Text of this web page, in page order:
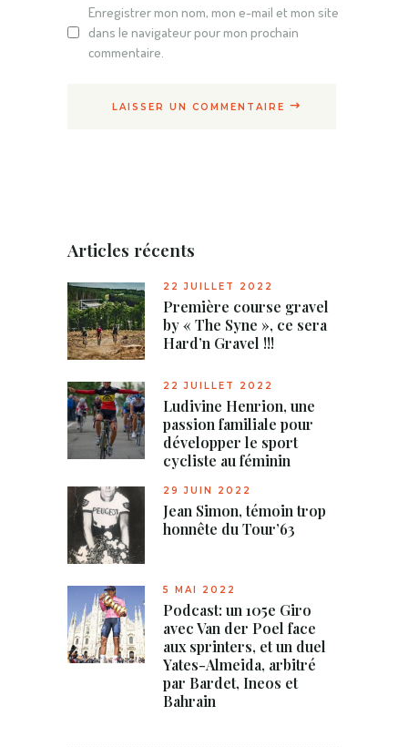
Enregistrer mon nom, mon e-mail et mon site
dans le navigateur pour mon prochain
commentaire.
LAISSER UN COMMENTAIRE
Articles récents
22 JUILLET 2022
Première course gravel
by « The Syne », ce sera
Hard’n Gravel !!!
22 JUILLET 2022
Ludivine Henrion, une
passion familiale pour
développer le sport
cycliste au féminin
29 JUIN 2022
Jean Simon, témoin trop
honnête du Tour’63
5 MAI 2022
Podcast: un 105e Giro
avec Van der Poel face
aux sprinters, et un duel
Yates-Almeida, arbitré
par Bardet, Ineos et
Bahrain